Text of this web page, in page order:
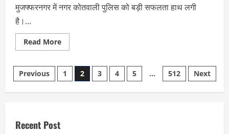
मुजफ्फरनगर में नगर कोतवाली पुलिस को बड़ी सफलता हाथ लगी
है।...
Read MoreRead
more
News:
अवैध
हथियार
गिरोह
Posts
pagination
Previous 1 2 3 4 5 … 512 Next
Recent Post